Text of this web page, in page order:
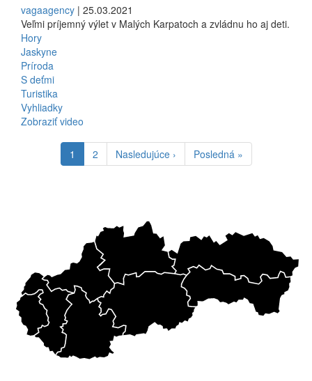
vagaagency | 25.03.2021
Veľmi príjemný výlet v Malých Karpatoch a zvládnu ho aj deti.
Hory
Jaskyne
Príroda
S deťmi
Turistika
Vyhliadky
Zobraziť video
Pagination
Aktuálna
stránka
1 Stránka
2
Ďalšia
strana
Nasledujúce ›
Posledná
strana
Posledná »